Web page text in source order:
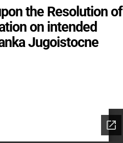
the Resolution of
on intended
Jugoistocne